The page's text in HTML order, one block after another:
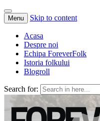
Menu Skip to content
Acasa
Despre noi
Echipa ForeverFolk
Istoria folkului
Blogroll
Search for:
ForeverFolk
Muzica sufletului tau